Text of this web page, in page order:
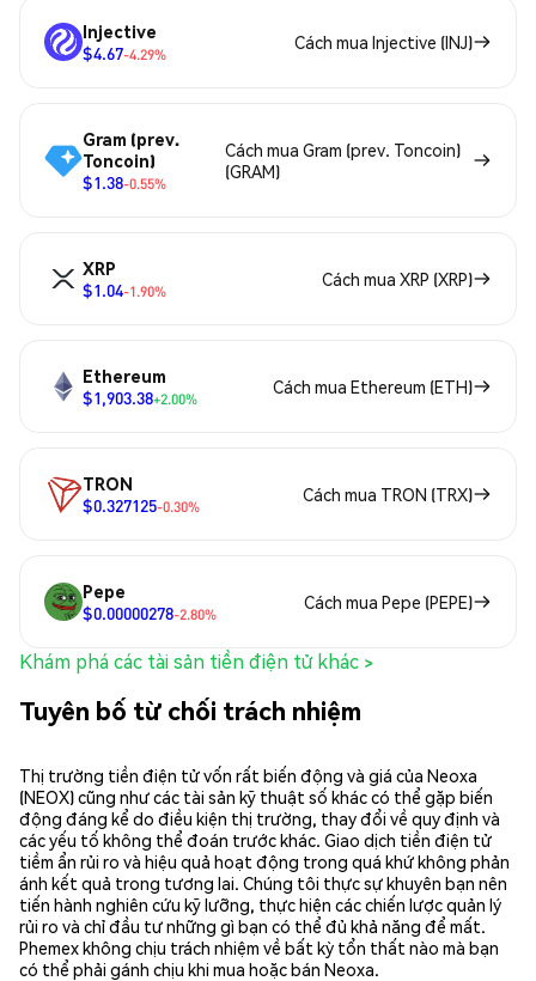
Injective
$4.67-4.29%
Cách mua Injective (INJ)
Gram (prev.
Toncoin)
$1.38-0.55%
Cách mua Gram (prev. Toncoin)
(GRAM)
XRP
$1.04-1.90%
Cách mua XRP (XRP)
Ethereum
$1,903.38+2.00%
Cách mua Ethereum (ETH)
TRON
$0.327125-0.30%
Cách mua TRON (TRX)
Pepe
$0.00000278-2.80%
Cách mua Pepe (PEPE)
Khám phá các tài sản tiền điện tử khác >
Tuyên bố từ chối trách nhiệm
Thị trường tiền điện tử vốn rất biến động và giá của Neoxa
(NEOX) cũng như các tài sản kỹ thuật số khác có thể gặp biến
động đáng kể do điều kiện thị trường, thay đổi về quy định và
các yếu tố không thể đoán trước khác. Giao dịch tiền điện tử
tiềm ẩn rủi ro và hiệu quả hoạt động trong quá khứ không phản
ánh kết quả trong tương lai. Chúng tôi thực sự khuyên bạn nên
tiến hành nghiên cứu kỹ lưỡng, thực hiện các chiến lược quản lý
rủi ro và chỉ đầu tư những gì bạn có thể đủ khả năng để mất.
Phemex không chịu trách nhiệm về bất kỳ tổn thất nào mà bạn
có thể phải gánh chịu khi mua hoặc bán Neoxa.